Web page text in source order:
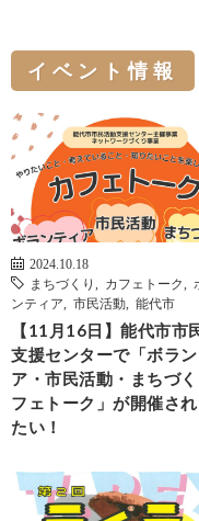
イベント情報
2024.10.18
まちづくり
カフェトーク
ンティア
市民活動 能代市
【11月16日】能代市市
支援センターで「ボラン
ア・市民活動・まちづ
フェトーク」が開催さ
たい！